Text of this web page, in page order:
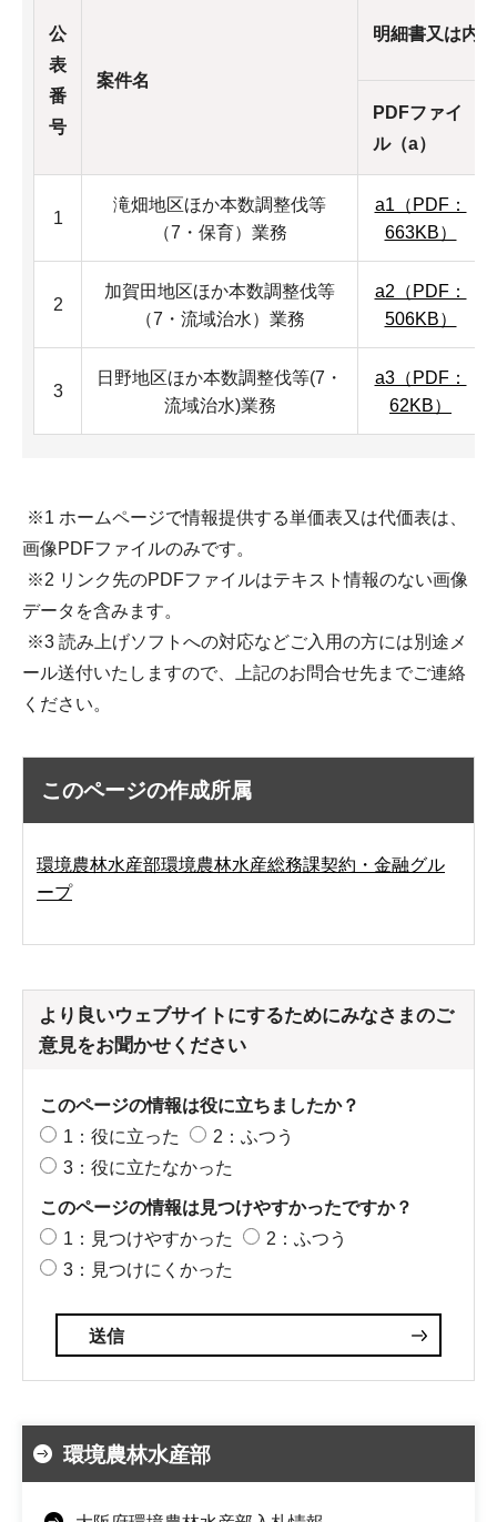
公
表
番
号
案件名
明細書又は内
PDFファイ
ル（a）
1
滝畑地区ほか本数調整伐等
（7・保育）業務
a1（PDF：
663KB）
2
加賀田地区ほか本数調整伐等
（7・流域治水）業務
a2（PDF：
506KB）
3
日野地区ほか本数調整伐等(7・
流域治水)業務
a3（PDF：
62KB）
※1 ホームページで情報提供する単価表又は代価表は、
画像PDFファイルのみです。
※2 リンク先のPDFファイルはテキスト情報のない画像
データを含みます。
※3 読み上げソフトへの対応などご入用の方には別途メ
ール送付いたしますので、上記のお問合せ先までご連絡
ください。
このページの作成所属
環境農林水産部環境農林水産総務課契約・金融グル
ープ
より良いウェブサイトにするためにみなさまのご
意見をお聞かせください
このページの情報は役に立ちましたか？
1：役に立った
2：ふつう
3：役に立たなかった
このページの情報は見つけやすかったですか？
1：見つけやすかった
2：ふつう
3：見つけにくかった
環境農林水産部